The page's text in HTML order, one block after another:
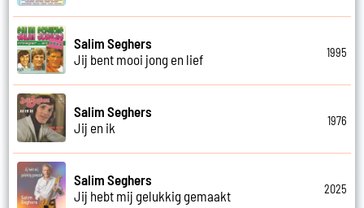
Salim Seghers
Jij bent mooi jong en lief
1995
Salim Seghers
Jij en ik
1976
Salim Seghers
Jij hebt mij gelukkig gemaakt
2025